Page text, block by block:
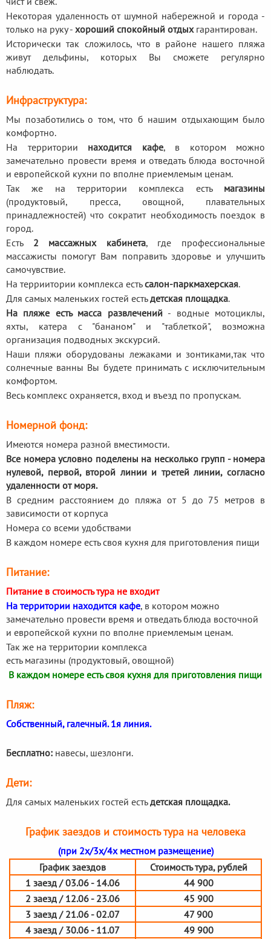
Некоторая удаленность от шумной набережной и города -
только на руку - хороший спокойный отдыхгарантирован.
Исторически так сложилось, что в районе нашего пляжа
живут дельфины, которых Вы сможете регулярно
наблюдать.
Инфраструктура:
Мы позаботились о том, что б нашим отдыхающим было
комфортно.
На территории находится кафе, в котором можно
замечательно провести время и отведать блюда восточной
и европейской кухни по вполне приемлемым ценам.
Так же на территории комплекса есть магазины
(продуктовый, пресса, овощной, плавательных
принадлежностей) что сократит необходимость поездок в
город.
Есть 2 массажных кабинета, где профессиональные
массажисты помогут Вам поправить здоровье и улучшить
самочувствие.
На терриитории комплекса естьсалон-паркмахерская.
Для самых маленьких гостей естьдетская площадка.
На пляже есть масса развлечений- водные мотоциклы,
яхты, катера с "бананом" и "таблеткой", возможна
организация подводных экскурсий.
Наши пляжи оборудованы лежаками и зонтиками,так что
солнечные ванны Вы будете принимать с исключительным
комфортом.
Весь комплекс охраняется, вход и въезд по пропускам.
Номерной фонд:
Имеются номера разной вместимости.
Все номера условно поделены на несколько групп - номера
нулевой, первой, второй линии и третей линии, согласно
удаленности от моря.
В средним расстоянием до пляжа от 5 до 75 метров в
зависимости от корпуса
Номера со всеми удобствами
В каждом номере есть своя кухня для приготовления пищи
Питание:
Питание в стоимость тура не входит
На территории находится кафе, в котором можно
замечательно провести время и отведать блюда восточной
и европейской кухни по вполне приемлемым ценам.
Так же на территории комплекса
есть магазины (продуктовый, овощной)
В каждом номере есть своя кухня для приготовления пищи
Пляж:
Собственный, галечный. 1я линия.
Бесплатно: навесы, шезлонги.
Дети:
Для самых маленьких гостей естьдетская площадка.
График заездов и стоимость тура на человека
(при 2х/3х/4х местном размещение)
График заездов
Стоимость тура, рублей
1 заезд / 03.06 - 14.06
44 900
2 заезд / 12.06 - 23.06
45 900
3 заезд / 21.06 - 02.07
47 900
4 заезд / 30.06 - 11.07
49 900